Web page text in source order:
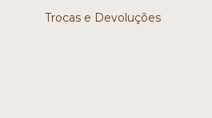
Trocas e Devoluções